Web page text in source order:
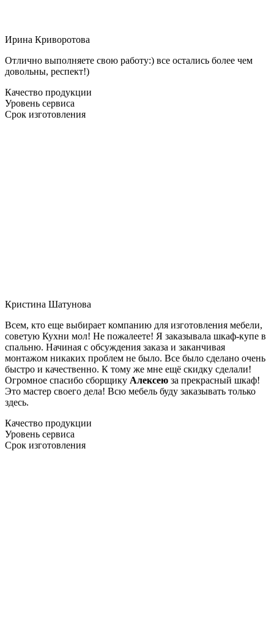
Ирина Криворотова
Отлично выполняете свою работу:) все остались более чем
довольны, респект!)
Качество продукции
Уровень сервиса
Срок изготовления
Кристина Шатунова
Всем, кто еще выбирает компанию для изготовления мебели,
советую Кухни мол! Не пожалеете! Я заказывала шкаф-купе в
спальню. Начиная с обсуждения заказа и заканчивая
монтажом никаких проблем не было. Все было сделано очень
быстро и качественно. К тому же мне ещё скидку сделали!
Огромное спасибо сборщику Алексею за прекрасный шкаф!
Это мастер своего дела! Всю мебель буду заказывать только
здесь.
Качество продукции
Уровень сервиса
Срок изготовления